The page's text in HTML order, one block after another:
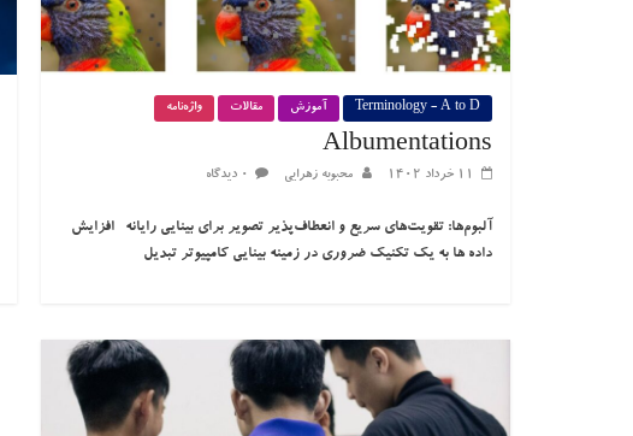
Terminology - A to D آموزش مقالات واژه‌نامه
Albumentations
۱۱ خرداد ۱۴۰۲ محبوبه زهرایی ۰ دیدگاه
آلبوم‌ها: تقویت‌های سریع و انعطاف‌پذیر تصویر برای بینایی رایانه افزایش
داده ها به یک تکنیک ضروری در زمینه بینایی کامپیوتر تبدیل